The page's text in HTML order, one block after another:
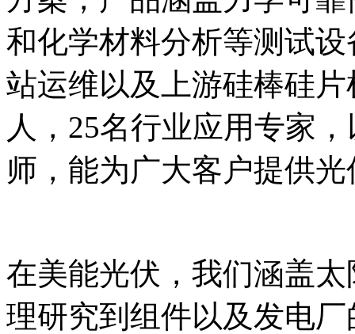
和化学材料分析等测试
站运维以及上游硅棒硅
人，25名行业应用专家
师，能为广大客户提供
在美能光伏，我们涵盖
理研究到组件以及发电